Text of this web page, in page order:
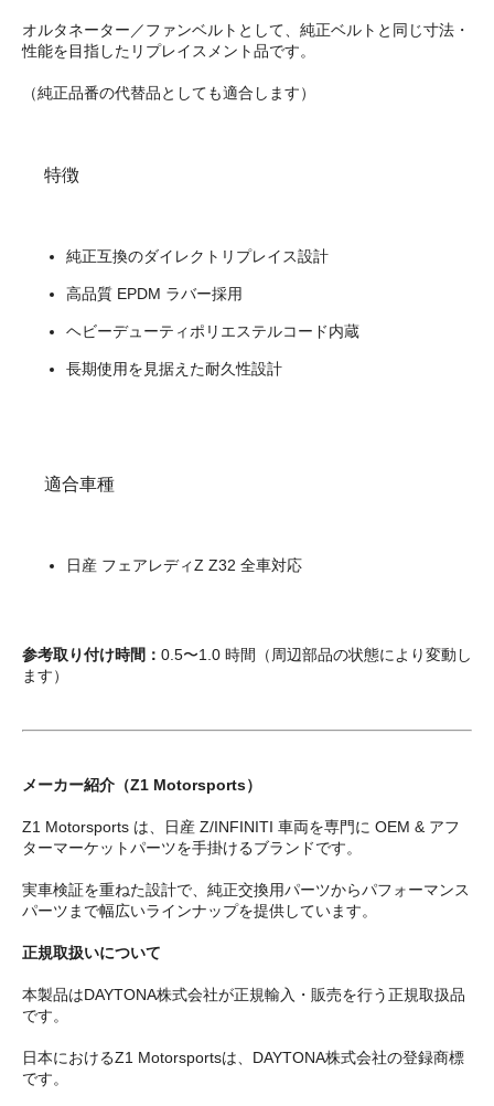
オルタネーター／ファンベルトとして、純正ベルトと同じ寸法・
性能を目指したリプレイスメント品です。
（純正品番の代替品としても適合します）
特徴
純正互換のダイレクトリプレイス設計
高品質 EPDM ラバー採用
ヘビーデューティポリエステルコード内蔵
長期使用を見据えた耐久性設計
適合車種
日産 フェアレディZ Z32 全車対応
参考取り付け時間： 0.5〜1.0 時間（周辺部品の状態により変動し
ます）
メーカー紹介（Z1 Motorsports）
Z1 Motorsports は、日産 Z/INFINITI 車両を専門に OEM & アフ
ターマーケットパーツを手掛けるブランドです。
実車検証を重ねた設計で、純正交換用パーツからパフォーマンス
パーツまで幅広いラインナップを提供しています。
正規取扱いについて
本製品はDAYTONA株式会社が正規輸入・販売を行う正規取扱品
です。
日本におけるZ1 Motorsportsは、DAYTONA株式会社の登録商標
です。